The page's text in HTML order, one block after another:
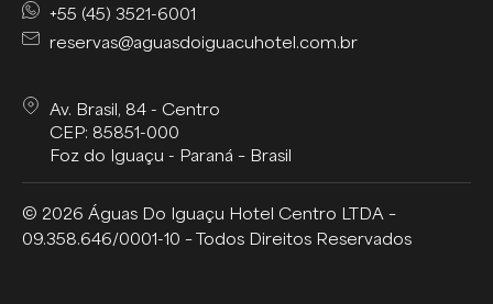
+55 (45) 3521-6001
reservas@aguasdoiguacuhotel.com.br
Av. Brasil, 84 - Centro
CEP: 85851-000
Foz do Iguaçu - Paraná – Brasil
© 2026 Águas Do Iguaçu Hotel Centro LTDA –
09.358.646/0001-10 – Todos Direitos Reservados